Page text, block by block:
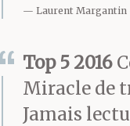
faire,
Laurent Margantin
Top 5 2016
Miracle de
Jamais